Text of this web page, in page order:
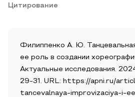
Цитирование
Филиппенко А. Ю.
ее роль в создании
Актуальные исследования.
29-31. URL: https://apni.ru/
tancevalnaya-improvizaciya-i-